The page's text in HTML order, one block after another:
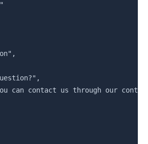
can contact us through our